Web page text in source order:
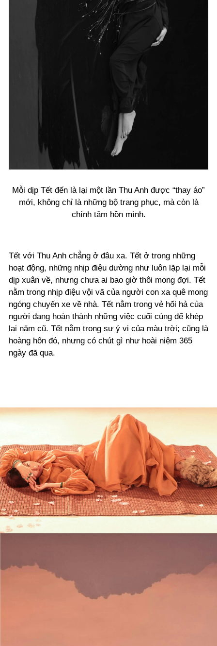
Mỗi dịp Tết đến là lại một lần Thu Anh được “thay áo”
mới, không chỉ là những bộ trang phục, mà còn là
chính tâm hồn mình.
Tết với Thu Anh chẳng ở đâu xa. Tết ở trong những
hoạt động, những nhịp điệu dường như luôn lặp lại mỗi
dịp xuân về, nhưng chưa ai bao giờ thôi mong đợi. Tết
nằm trong nhịp điệu vội vã của người con xa quê mong
ngóng chuyến xe về nhà. Tết nằm trong vẻ hối hả của
người đang hoàn thành những việc cuối cùng để khép
lại năm cũ. Tết nằm trong sự ý vị của màu trời; cũng là
hoàng hôn đó, nhưng có chút gì như hoài niệm 365
ngày đã qua.